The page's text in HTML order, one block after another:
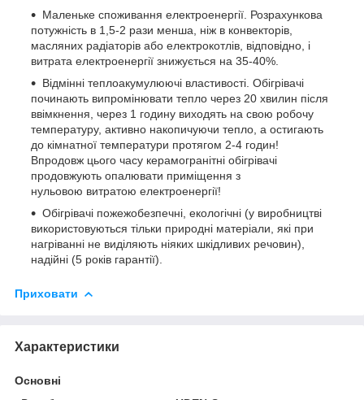
Маленьке споживання електроенергії. Розрахункова
потужність в 1,5-2 рази менша, ніж в конвекторів,
масляних радіаторів або електрокотлів, відповідно, і
витрата електроенергії знижується на 35-40%.
Відмінні теплоакумулюючі властивості. Обігрівачі
починають випромінювати тепло через 20 хвилин після
ввімкнення, через 1 годину виходять на свою робочу
температуру, активно накопичуючи тепло, а остигають
до кімнатної температури протягом 2-4 годин!
Впродовж цього часу керамогранітні обігрівачі
продовжують опалювати приміщення з
нульовою витратою електроенергії!
Обігрівачі пожежобезпечні, екологічні (у виробництві
використовуються тільки природні матеріали, які при
нагріванні не виділяють ніяких шкідливих речовин),
надійні (5 років гарантії).
Приховати
Характеристики
Основні